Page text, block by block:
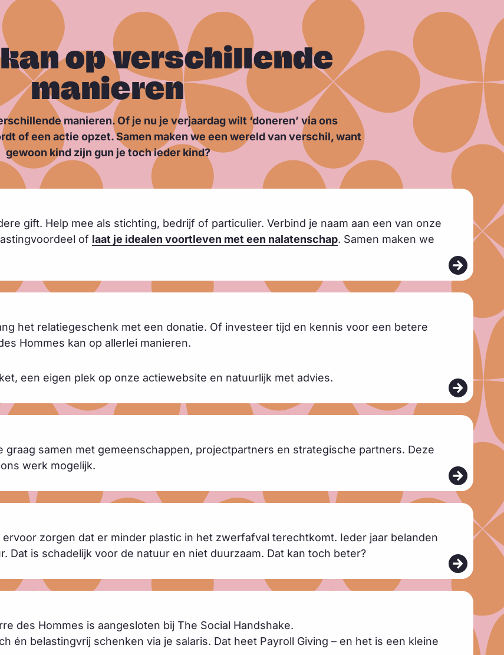
op verschillende
manieren
manieren. Of je nu je verjaardag wilt ‘doneren’ via ons
of een actie opzet. Samen maken we een wereld van verschil, want
gewoon kind zijn gun je toch ieder kind?
gift. Help mee als stichting, bedrijf of particulier. Verbind je naam aan een van onze
of laat je idealen voortleven met een nalatenschap. Samen maken we
het relatiegeschenk met een donatie. Of investeer tijd en kennis voor een betere
Hommes kan op allerlei manieren.
een eigen plek op onze actiewebsite en natuurlijk met advies.
samen met gemeenschappen, projectpartners en strategische partners. Deze
werk mogelijk.
zorgen dat er minder plastic in het zwerfafval terechtkomt. Ieder jaar belanden
Dat is schadelijk voor de natuur en niet duurzaam. Dat kan toch beter?
des Hommes is aangesloten bij The Social Handshake.
én belastingvrij schenken via je salaris. Dat heet Payroll Giving – en het is een kleine